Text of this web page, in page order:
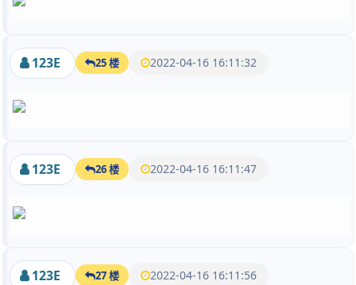
123E 25 楼 2022-04-16 16:11:32
123E 26 楼 2022-04-16 16:11:47
123E 27 楼 2022-04-16 16:11:56